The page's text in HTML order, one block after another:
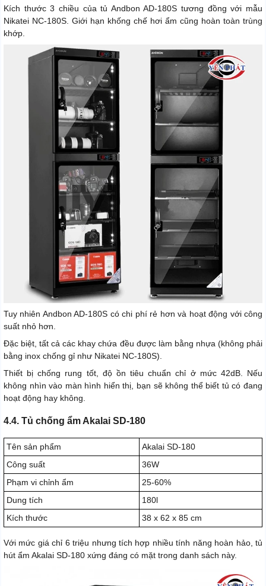
Kích thước 3 chiều của tủ Andbon AD-180S tương đồng với mẫu
Nikatei NC-180S. Giới hạn khống chế hơi ẩm cũng hoàn toàn trùng
khớp.
Tuy nhiên Andbon AD-180S có chi phí rẻ hơn và hoạt động với công
suất nhỏ hơn.
Đặc biệt, tất cả các khay chứa đều được làm bằng nhựa (không phải
bằng inox chống gỉ như Nikatei NC-180S).
Thiết bị chống rung tốt, độ ồn tiêu chuẩn chỉ ở mức 42dB. Nếu
không nhìn vào màn hình hiển thị, bạn sẽ không thể biết tủ có đang
hoạt động hay không.
4.4. Tủ chống ẩm Akalai SD-180
Tên sản phẩm
Akalai SD-180
Công suất
36W
Phạm vi chỉnh ẩm
25-60%
Dung tích
180l
Kích thước
38 x 62 x 85 cm
Với mức giá chỉ 6 triệu nhưng tích hợp nhiều tính năng hoàn hảo, tủ
hút ẩm Akalai SD-180 xứng đáng có mặt trong danh sách này.